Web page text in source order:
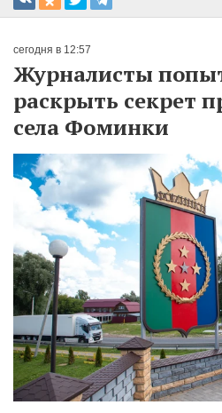
сегодня в 12:57
Журналисты
раскрыть секрет
села Фоминки